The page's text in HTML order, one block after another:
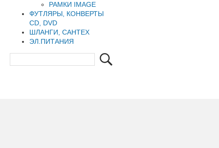
РАМКИ IMAGE
ФУТЛЯРЫ, КОНВЕРТЫ
CD, DVD
ШЛАНГИ, САНТЕХ
ЭЛ.ПИТАНИЯ